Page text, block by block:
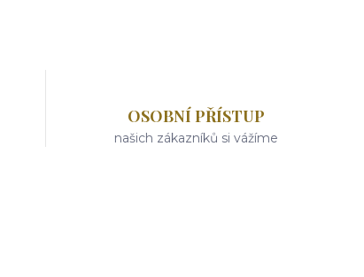
OSOBNÍ PŘÍSTUP
našich zákazníků si vážíme